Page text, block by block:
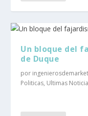
Un bloque del
de Duque
por
Politicas, Ultimas